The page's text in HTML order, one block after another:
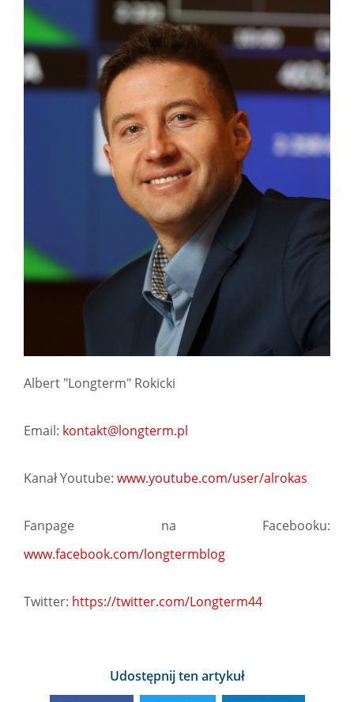
Albert "Longterm" Rokicki
Email: kontakt@longterm.pl
Kanał Youtube: www.youtube.com/user/alrokas
Fanpage na Facebooku:
www.facebook.com/longtermblog
Twitter: https://twitter.com/Longterm44
Udostępnij ten artykuł